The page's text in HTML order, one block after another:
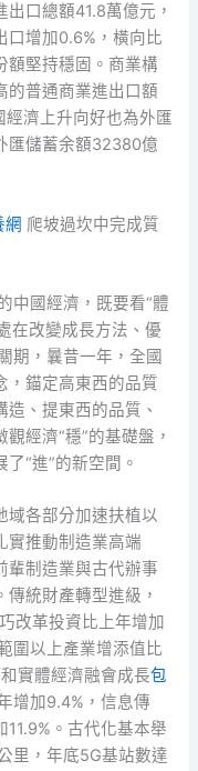
口總額41.8萬億元，
口增加0.6%，橫向比
額堅持穩固。商業構
的普通商業進出口額
濟上升向好也為外匯
匯儲蓄余額32380億
網 爬坡過坎中完成質
中國經濟，既要看“體
在改變成長方法、優
期，曩昔一年，全國
，錨定高東西的品質
、提東西的品質、
經濟“穩”的基礎盤，
“進”的新空間。
域各部分加速扶植以
實推動制造業高端
輩制造業與古代辦事
統財產轉型進級，
改革投資比上年增加
圍以上產業增添值比
實體經濟融會成長包
增加9.4%，信息傳
。古代化基本舉
里，年底5G基站數達